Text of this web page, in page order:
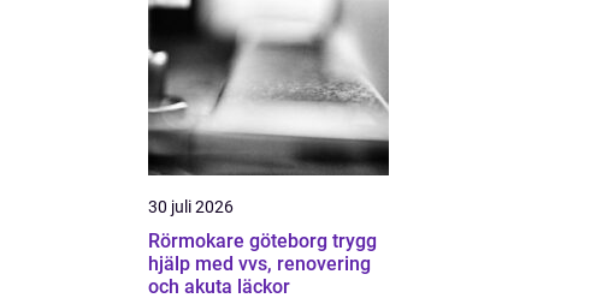
30 juli 2026
Rörmokare göteborg trygg
hjälp med vvs, renovering
och akuta läckor